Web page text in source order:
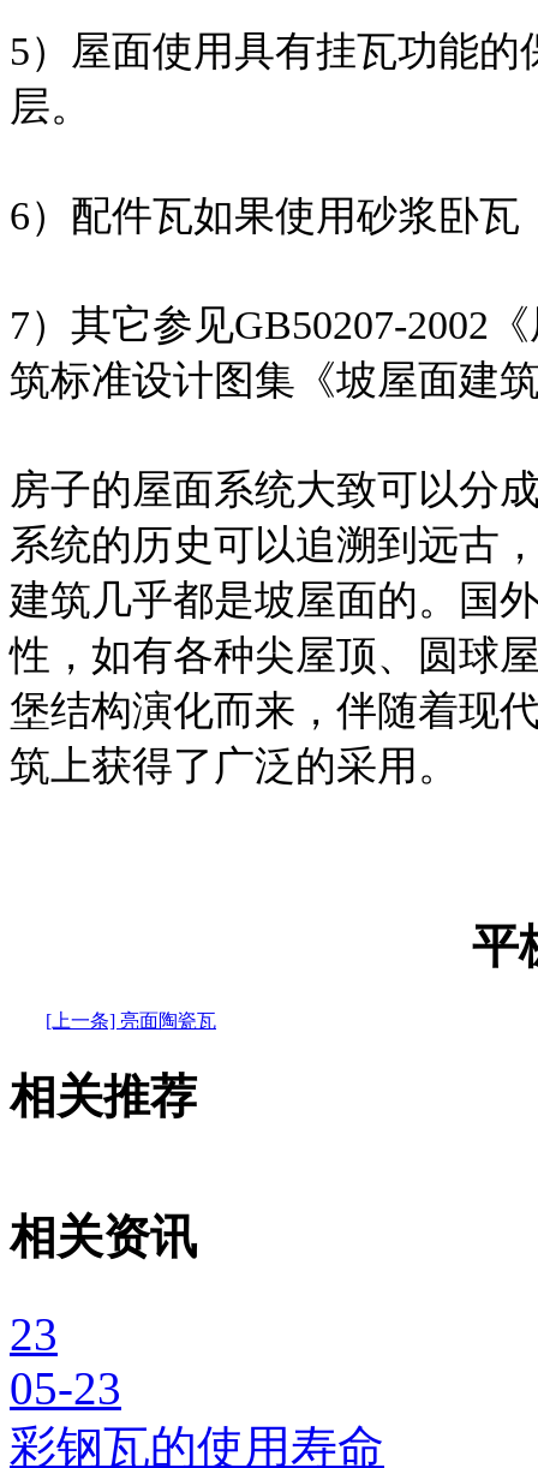
5）屋面使用具有挂瓦功能
层。
6）配件瓦如果使用砂浆卧
7）其它参见GB50207-2002
筑标准设计图集《坡屋面建
房子的屋面系统大致可以分
系统的历史可以追溯到远古
建筑几乎都是坡屋面的。国
性，如有各种尖屋顶、圆球
堡结构演化而来，伴随着现
筑上获得了广泛的采用。
平
[上一条] 亮面陶瓷瓦
相关推荐
相关资讯
23
05-23
彩钢瓦的使用寿命